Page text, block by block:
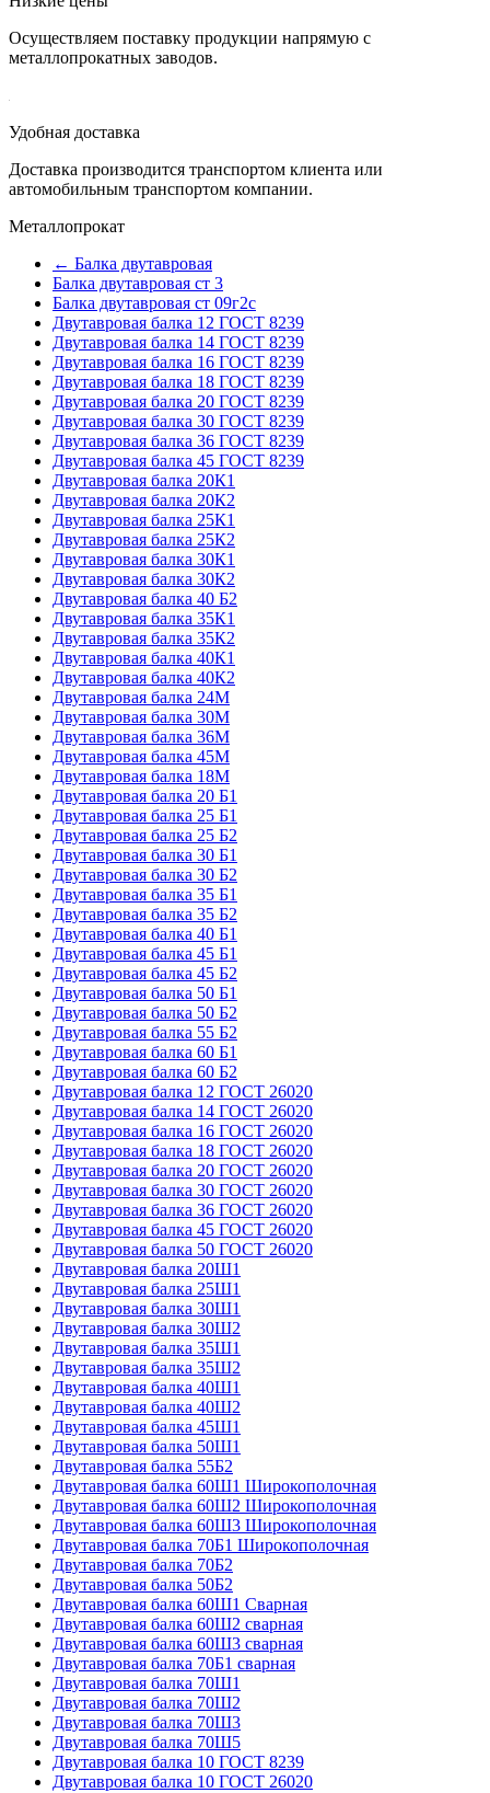
Осуществляем поставку продукции напрямую с
металлопрокатных заводов.
Удобная доставка
Доставка производится транспортом клиента или
автомобильным транспортом компании.
Металлопрокат
← Балка двутавровая
Балка двутавровая ст 3
Балка двутавровая ст 09г2с
Двутавровая балка 12 ГОСТ 8239
Двутавровая балка 14 ГОСТ 8239
Двутавровая балка 16 ГОСТ 8239
Двутавровая балка 18 ГОСТ 8239
Двутавровая балка 20 ГОСТ 8239
Двутавровая балка 30 ГОСТ 8239
Двутавровая балка 36 ГОСТ 8239
Двутавровая балка 45 ГОСТ 8239
Двутавровая балка 20К1
Двутавровая балка 20К2
Двутавровая балка 25К1
Двутавровая балка 25К2
Двутавровая балка 30К1
Двутавровая балка 30К2
Двутавровая балка 40 Б2
Двутавровая балка 35К1
Двутавровая балка 35К2
Двутавровая балка 40К1
Двутавровая балка 40К2
Двутавровая балка 24М
Двутавровая балка 30М
Двутавровая балка 36М
Двутавровая балка 45М
Двутавровая балка 18М
Двутавровая балка 20 Б1
Двутавровая балка 25 Б1
Двутавровая балка 25 Б2
Двутавровая балка 30 Б1
Двутавровая балка 30 Б2
Двутавровая балка 35 Б1
Двутавровая балка 35 Б2
Двутавровая балка 40 Б1
Двутавровая балка 45 Б1
Двутавровая балка 45 Б2
Двутавровая балка 50 Б1
Двутавровая балка 50 Б2
Двутавровая балка 55 Б2
Двутавровая балка 60 Б1
Двутавровая балка 60 Б2
Двутавровая балка 12 ГОСТ 26020
Двутавровая балка 14 ГОСТ 26020
Двутавровая балка 16 ГОСТ 26020
Двутавровая балка 18 ГОСТ 26020
Двутавровая балка 20 ГОСТ 26020
Двутавровая балка 30 ГОСТ 26020
Двутавровая балка 36 ГОСТ 26020
Двутавровая балка 45 ГОСТ 26020
Двутавровая балка 50 ГОСТ 26020
Двутавровая балка 20Ш1
Двутавровая балка 25Ш1
Двутавровая балка 30Ш1
Двутавровая балка 30Ш2
Двутавровая балка 35Ш1
Двутавровая балка 35Ш2
Двутавровая балка 40Ш1
Двутавровая балка 40Ш2
Двутавровая балка 45Ш1
Двутавровая балка 50Ш1
Двутавровая балка 55Б2
Двутавровая балка 60Ш1 Широкополочная
Двутавровая балка 60Ш2 Широкополочная
Двутавровая балка 60Ш3 Широкополочная
Двутавровая балка 70Б1 Широкополочная
Двутавровая балка 70Б2
Двутавровая балка 50Б2
Двутавровая балка 60Ш1 Сварная
Двутавровая балка 60Ш2 сварная
Двутавровая балка 60Ш3 сварная
Двутавровая балка 70Б1 сварная
Двутавровая балка 70Ш1
Двутавровая балка 70Ш2
Двутавровая балка 70Ш3
Двутавровая балка 70Ш5
Двутавровая балка 10 ГОСТ 8239
Двутавровая балка 10 ГОСТ 26020